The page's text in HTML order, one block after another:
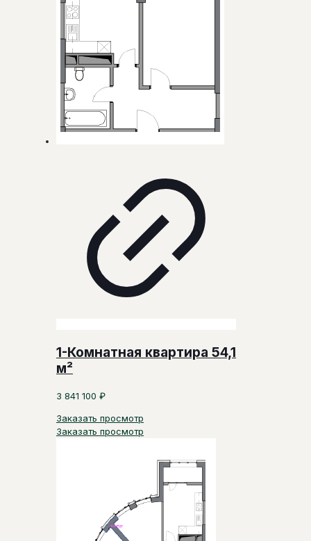
1-Комнатная квартира 54,1
м²
3 841 100 ₽
Заказать просмотр
Заказать просмотр